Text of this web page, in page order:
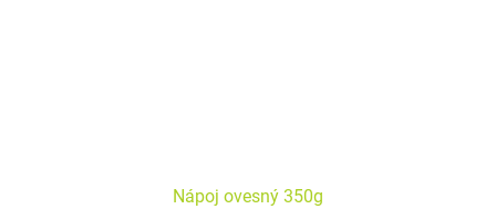
Nápoj ovesný 350g